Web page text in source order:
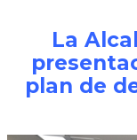
La
plan de